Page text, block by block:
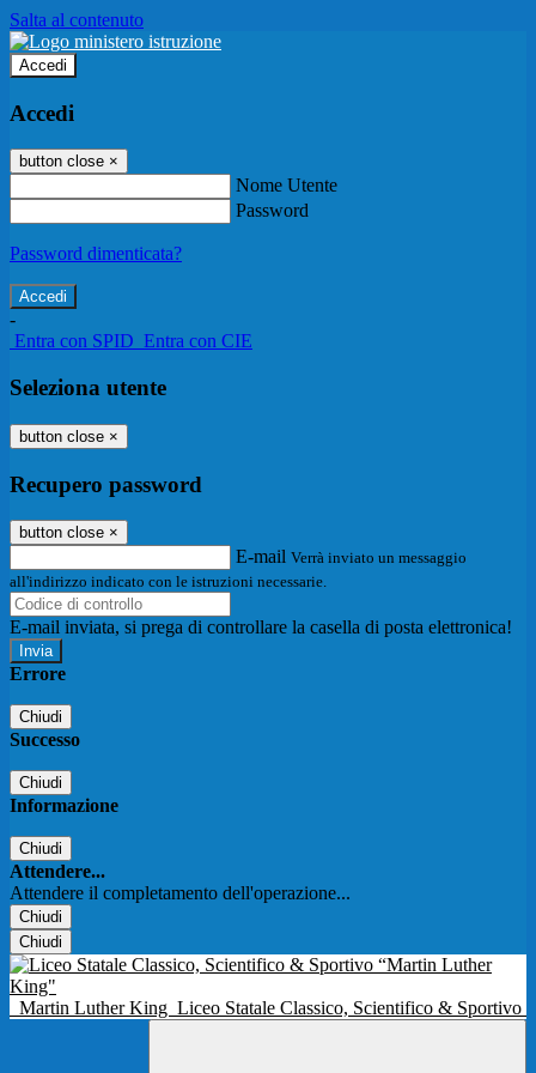
Salta al contenuto
Accedi
Accedi
button close ×
Nome Utente
Password
Password dimenticata?
-
Entra con SPID Entra con CIE
Seleziona utente
button close ×
Recupero password
button close ×
E-mail Verrà inviato un messaggio
all'indirizzo indicato con le istruzioni necessarie.
E-mail inviata, si prega di controllare la casella di posta elettronica!
Errore
Chiudi
Successo
Chiudi
Informazione
Chiudi
Attendere...
Attendere il completamento dell'operazione...
Chiudi
Chiudi
Martin Luther King Liceo Statale Classico, Scientifico & Sportivo